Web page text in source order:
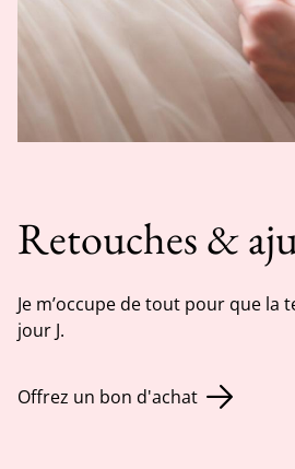
Retouches &
Je m’occupe de tout pour que la
jour J.
Offrez un bon d'achat